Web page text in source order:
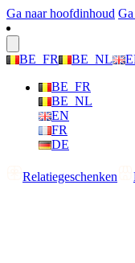
Ga naar hoofdinhoud
BE_FR BE_NL
BE_FR
BE_NL
EN
FR
DE
Relatiegeschenken